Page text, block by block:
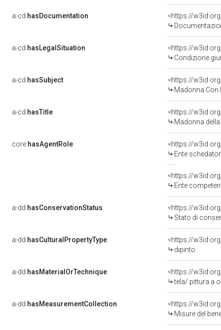
a-cd:hasDocumentation
a-cd:hasLegalSituation
Condizione
a-cd:hasSubject
<https://
Madonna Con
a-cd:hasTitle
<https://
Madonna
core:hasAgentRole
<https://
Ente schedatore
<https://
Ente competente
a-dd:hasConservationStatus
<https://
Stato di
a-dd:hasCulturalPropertyType
<https://
dipinto
a-dd:hasMaterialOrTechnique
<https://
tela/ pittura a
a-dd:hasMeasurementCollection
<https://
Misure del